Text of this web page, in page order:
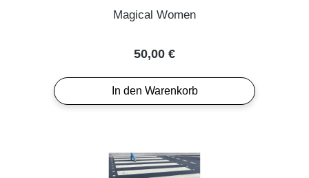
Magical Women
Regulärer Preis:
50,00 €
In den Warenkorb